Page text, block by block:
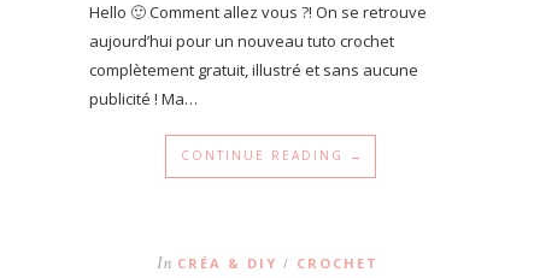
Hello 🙂 Comment allez vous ?! On se retrouve
aujourd’hui pour un nouveau tuto crochet
complètement gratuit, illustré et sans aucune
publicité ! Ma…
CONTINUE READING →
In CRÉA & DIY / CROCHET